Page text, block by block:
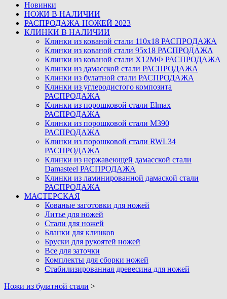
Новинки
НОЖИ В НАЛИЧИИ
РАСПРОДАЖА НОЖЕЙ 2023
КЛИНКИ В НАЛИЧИИ
Клинки из кованой стали 110х18 РАСПРОДАЖА
Клинки из кованой стали 95х18 РАСПРОДАЖА
Клинки из кованой стали Х12МФ РАСПРОДАЖА
Клинки из дамасской стали РАСПРОДАЖА
Клинки из булатной стали РАСПРОДАЖА
Клинки из углеродистого композита
РАСПРОДАЖА
Клинки из порошковой стали Elmax
РАСПРОДАЖА
Клинки из порошковой стали M390
РАСПРОДАЖА
Клинки из порошковой стали RWL34
РАСПРОДАЖА
Клинки из нержавеющей дамасской стали
Damasteel РАСПРОДАЖА
Клинки из ламинированной дамаской стали
РАСПРОДАЖА
МАСТЕРСКАЯ
Кованые заготовки для ножей
Литье для ножей
Стали для ножей
Бланки для клинков
Бруски для рукоятей ножей
Все для заточки
Комплекты для сборки ножей
Стабилизированная древесина для ножей
Ножи из булатной стали >